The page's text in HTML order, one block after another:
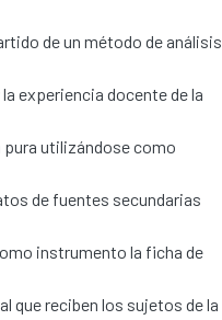
de un método de análisis
experiencia docente de la
utilizándose como
de fuentes secundarias
instrumento la ficha de
que reciben los sujetos de la